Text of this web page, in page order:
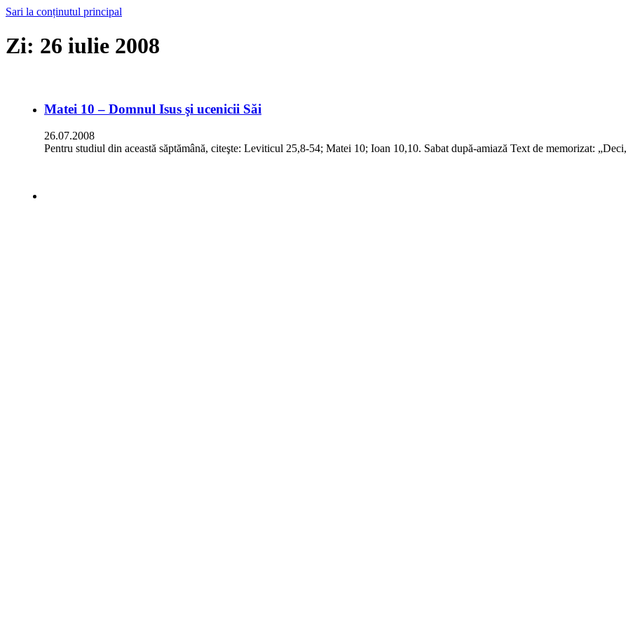
Sari la conținutul principal
Zi: 26 iulie 2008
Matei 10 – Domnul Isus şi ucenicii Săi
26.07.2008
Pentru studiul din această săptămână, citeşte: Leviticul 25,8-54; Matei 10; Ioan 10,10. Sabat după-amiază Text de memorizat: